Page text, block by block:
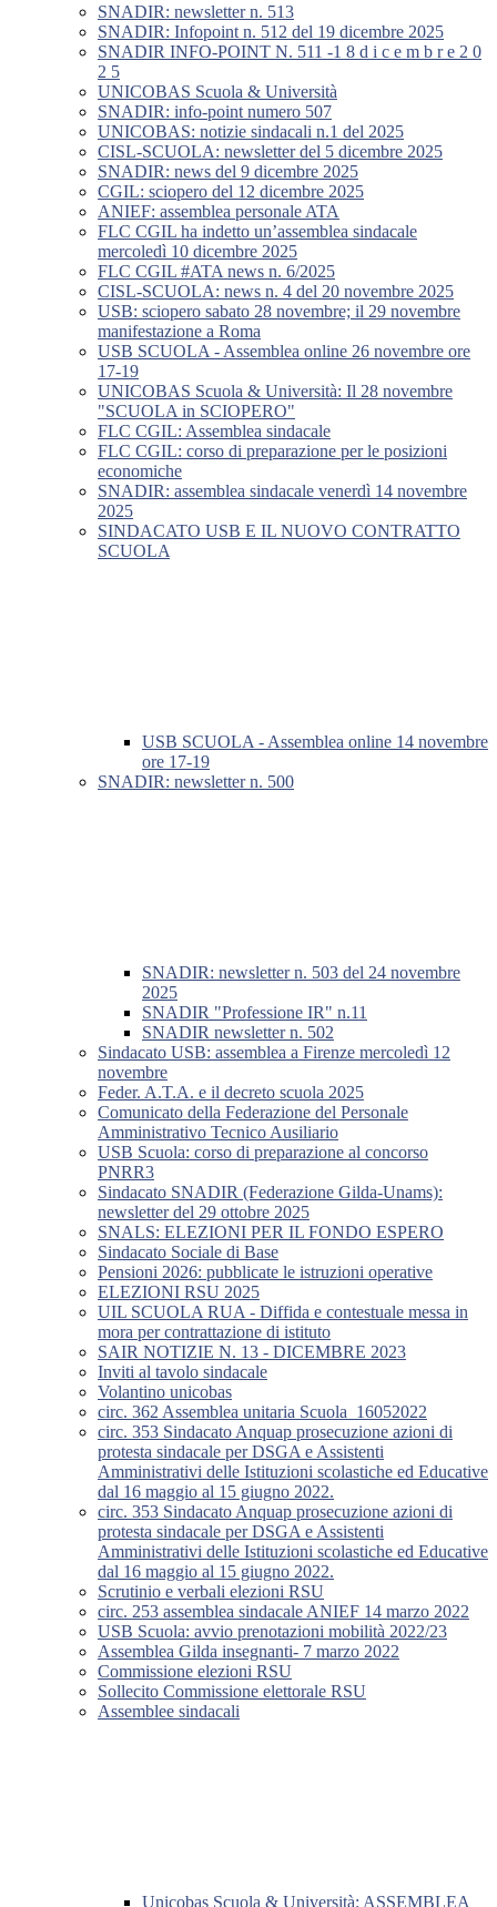
SNADIR: newsletter n. 513
SNADIR: Infopoint n. 512 del 19 dicembre 2025
SNADIR INFO-POINT N. 511 -1 8 d i c e m b r e 2 0
2 5
UNICOBAS Scuola & Università
SNADIR: info-point numero 507
UNICOBAS: notizie sindacali n.1 del 2025
CISL-SCUOLA: newsletter del 5 dicembre 2025
SNADIR: news del 9 dicembre 2025
CGIL: sciopero del 12 dicembre 2025
ANIEF: assemblea personale ATA
FLC CGIL ha indetto un’assemblea sindacale
mercoledì 10 dicembre 2025
FLC CGIL #ATA news n. 6/2025
CISL-SCUOLA: news n. 4 del 20 novembre 2025
USB: sciopero sabato 28 novembre; il 29 novembre
manifestazione a Roma
USB SCUOLA - Assemblea online 26 novembre ore
17-19
UNICOBAS Scuola & Università: Il 28 novembre
"SCUOLA in SCIOPERO"
FLC CGIL: Assemblea sindacale
FLC CGIL: corso di preparazione per le posizioni
economiche
SNADIR: assemblea sindacale venerdì 14 novembre
2025
SINDACATO USB E IL NUOVO CONTRATTO
SCUOLA
USB SCUOLA - Assemblea online 14 novembre
ore 17-19
SNADIR: newsletter n. 500
SNADIR: newsletter n. 503 del 24 novembre
2025
SNADIR "Professione IR" n.11
SNADIR newsletter n. 502
Sindacato USB: assemblea a Firenze mercoledì 12
novembre
Feder. A.T.A. e il decreto scuola 2025
Comunicato della Federazione del Personale
Amministrativo Tecnico Ausiliario
USB Scuola: corso di preparazione al concorso
PNRR3
Sindacato SNADIR (Federazione Gilda-Unams):
newsletter del 29 ottobre 2025
SNALS: ELEZIONI PER IL FONDO ESPERO
Sindacato Sociale di Base
Pensioni 2026: pubblicate le istruzioni operative
ELEZIONI RSU 2025
UIL SCUOLA RUA - Diffida e contestuale messa in
mora per contrattazione di istituto
SAIR NOTIZIE N. 13 - DICEMBRE 2023
Inviti al tavolo sindacale
Volantino unicobas
circ. 362 Assemblea unitaria Scuola_16052022
circ. 353 Sindacato Anquap prosecuzione azioni di
protesta sindacale per DSGA e Assistenti
Amministrativi delle Istituzioni scolastiche ed Educative
dal 16 maggio al 15 giugno 2022.
circ. 353 Sindacato Anquap prosecuzione azioni di
protesta sindacale per DSGA e Assistenti
Amministrativi delle Istituzioni scolastiche ed Educative
dal 16 maggio al 15 giugno 2022.
Scrutinio e verbali elezioni RSU
circ. 253 assemblea sindacale ANIEF 14 marzo 2022
USB Scuola: avvio prenotazioni mobilità 2022/23
Assemblea Gilda insegnanti- 7 marzo 2022
Commissione elezioni RSU
Sollecito Commissione elettorale RSU
Assemblee sindacali
Unicobas Scuola & Università: ASSEMBLEA